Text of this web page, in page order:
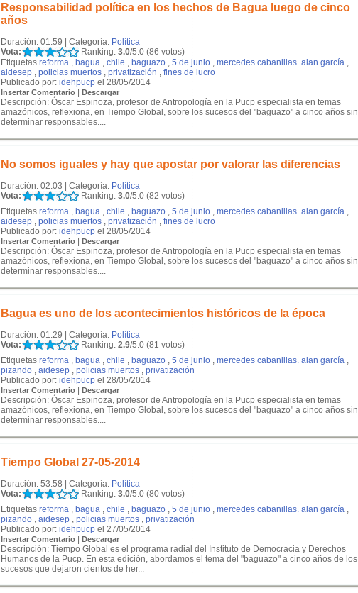
Responsabilidad política en los hechos de Bagua luego de cinco
años
Duración: 01:59 | Categoría: Política
Vota:
Ranking: 3.0/5.0 (86 votos)
Etiquetas reforma , bagua , chile , baguazo , 5 de junio , mercedes cabanillas. alan garcía ,
aidesep , policias muertos , privatización , fines de lucro
Publicado por: idehpucp el 28/05/2014
Insertar Comentario | Descargar
Descripción: Óscar Espinoza, profesor de Antropología en la Pucp especialista en temas
amazónicos, reflexiona, en Tiempo Global, sobre los sucesos del "baguazo" a cinco años sin
determinar responsables....
No somos iguales y hay que apostar por valorar las diferencias
Duración: 02:03 | Categoría: Política
Vota:
Ranking: 3.0/5.0 (82 votos)
Etiquetas reforma , bagua , chile , baguazo , 5 de junio , mercedes cabanillas. alan garcía ,
aidesep , policias muertos , privatización , fines de lucro
Publicado por: idehpucp el 28/05/2014
Insertar Comentario | Descargar
Descripción: Óscar Espinoza, profesor de Antropología en la Pucp especialista en temas
amazónicos, reflexiona, en Tiempo Global, sobre los sucesos del "baguazo" a cinco años sin
determinar responsables....
Bagua es uno de los acontecimientos históricos de la época
Duración: 01:29 | Categoría: Política
Vota:
Ranking: 2.9/5.0 (81 votos)
Etiquetas reforma , bagua , chile , baguazo , 5 de junio , mercedes cabanillas. alan garcía ,
pizando , aidesep , policias muertos , privatización
Publicado por: idehpucp el 28/05/2014
Insertar Comentario | Descargar
Descripción: Óscar Espinoza, profesor de Antropología en la Pucp especialista en temas
amazónicos, reflexiona, en Tiempo Global, sobre los sucesos del "baguazo" a cinco años sin
determinar responsables....
Tiempo Global 27-05-2014
Duración: 53:58 | Categoría: Política
Vota:
Ranking: 3.0/5.0 (80 votos)
Etiquetas reforma , bagua , chile , baguazo , 5 de junio , mercedes cabanillas. alan garcía ,
pizando , aidesep , policias muertos , privatización
Publicado por: idehpucp el 27/05/2014
Insertar Comentario | Descargar
Descripción: Tiempo Global es el programa radial del Instituto de Democracia y Derechos
Humanos de la Pucp. En esta edición, abordamos el tema del "baguazo" a cinco años de los
sucesos que dejaron cientos de her...